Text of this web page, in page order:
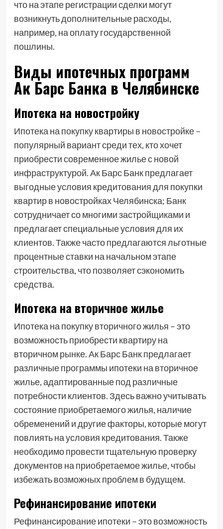
что на этапе регистрации сделки могут
возникнуть дополнительные расходы,
например, на оплату государственной
пошлины.
Виды ипотечных программ
Ак Барс Банка в Челябинске
Ипотека на новостройку
Ипотека на покупку квартиры в новостройке –
популярный вариант среди тех, кто хочет
приобрести современное жилье с новой
инфраструктурой. Ак Барс Банк предлагает
выгодные условия кредитования для покупки
квартир в новостройках Челябинска; Банк
сотрудничает со многими застройщиками и
предлагает специальные условия для их
клиентов. Также часто предлагаются льготные
процентные ставки на начальном этапе
строительства, что позволяет сэкономить
средства.
Ипотека на вторичное жилье
Ипотека на покупку вторичного жилья – это
возможность приобрести квартиру на
вторичном рынке. Ак Барс Банк предлагает
различные программы ипотеки на вторичное
жилье, адаптированные под различные
потребности клиентов. Здесь важно учитывать
состояние приобретаемого жилья, наличие
обременений и другие факторы, которые могут
повлиять на условия кредитования. Также
необходимо провести тщательную проверку
документов на приобретаемое жилье, чтобы
избежать возможных проблем в будущем.
Рефинансирование ипотеки
Рефинансирование ипотеки – это возможность